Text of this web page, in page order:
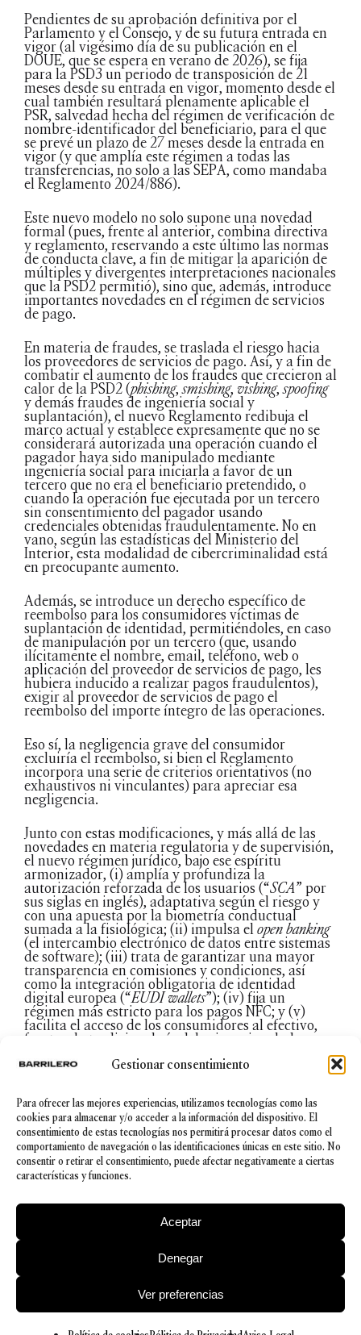
Gestionar consentimiento
Para ofrecer las mejores experiencias, utilizamos tecnologías como las
cookies para almacenar y/o acceder a la información del dispositivo. El
consentimiento de estas tecnologías nos permitirá procesar datos como el
comportamiento de navegación o las identificaciones únicas en este sitio. No
consentir o retirar el consentimiento, puede afectar negativamente a ciertas
características y funciones.
Aceptar
Denegar
Ver preferencias
Pendientes de su aprobación definitiva por el
Parlamento y el Consejo, y de su futura entrada en
vigor (al vigésimo día de su publicación en el
DOUE, que se espera en verano de 2026), se fija
para la PSD3 un periodo de transposición de 21
meses desde su entrada en vigor, momento desde el
cual también resultará plenamente aplicable el
PSR, salvedad hecha del régimen de verificación de
nombre-identificador del beneficiario, para el que
se prevé un plazo de 27 meses desde la entrada en
vigor (y que amplía este régimen a todas las
transferencias, no solo a las SEPA, como mandaba
el Reglamento 2024/886).
Este nuevo modelo no solo supone una novedad
formal (pues, frente al anterior, combina directiva
y reglamento, reservando a este último las normas
de conducta clave, a fin de mitigar la aparición de
múltiples y divergentes interpretaciones nacionales
que la PSD2 permitió), sino que, además, introduce
importantes novedades en el régimen de servicios
de pago.
En materia de fraudes, se traslada el riesgo hacia
los proveedores de servicios de pago. Así, y a fin de
combatir el aumento de los fraudes que crecieron al
calor de la PSD2 (phishing,smishing, vishing,spoofing
y demás fraudes de ingeniería social y
suplantación), el nuevo Reglamento redibuja el
marco actual y establece expresamente que no se
considerará autorizada una operación cuando el
pagador haya sido manipulado mediante
ingeniería social para iniciarla a favor de un
tercero que no era el beneficiario pretendido, o
cuando la operación fue ejecutada por un tercero
sin consentimiento del pagador usando
credenciales obtenidas fraudulentamente. No en
vano, según las estadísticas del Ministerio del
Interior, esta modalidad de cibercriminalidad está
en preocupante aumento.
Además, se introduce un derecho específico de
reembolso para los consumidores víctimas de
suplantación de identidad, permitiéndoles, en caso
de manipulación por un tercero (que, usando
ilícitamente el nombre, email, teléfono, web o
aplicación del proveedor de servicios de pago, les
hubiera inducido a realizar pagos fraudulentos),
exigir al proveedor de servicios de pago el
reembolso del importe íntegro de las operaciones.
Eso sí, la negligencia grave del consumidor
excluiría el reembolso, si bien el Reglamento
incorpora una serie de criterios orientativos (no
exhaustivos ni vinculantes) para apreciar esa
negligencia.
Junto con estas modificaciones, y más allá de las
novedades en materia regulatoria y de supervisión,
el nuevo régimen jurídico, bajo ese espíritu
armonizador, (i) amplía y profundiza la
autorización reforzada de los usuarios (“SCA” por
sus siglas en inglés), adaptativa según el riesgo y
con una apuesta por la biometría conductual
sumada a la fisiológica; (ii) impulsa elopen banking
(el intercambio electrónico de datos entre sistemas
de software); (iii) trata de garantizar una mayor
transparencia en comisiones y condiciones, así
como la integración obligatoria de identidad
digital europea (“EUDI wallets”); (iv) fija un
régimen más estricto para los pagos NFC; y (v)
facilita el acceso de los consumidores al efectivo,
frente a la tradicional vía del cajero vinculado a
una entidad bancaria, permitiendo a los comercios
dispensar entre 100€ y 150€ (dependiendo de la
En consecuencia, la importancia de esta reforma es
notable tanto para los consumidores como para las
pequeñas y medianas empresas. El refuerzo del
open bankingy de la seguridad y protección frente al
fraude permiten intuir nuevos escenarios no solo
más cómodos para los operadores económicos, sino
ecosistemafintech.
© 2026 Barrilero
Política de Privacidad|Aviso legal|Política de cookies|